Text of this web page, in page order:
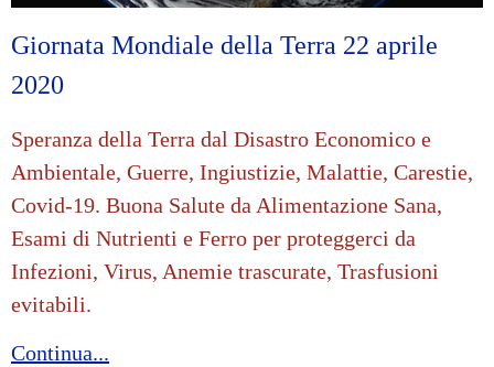
Giornata Mondiale della Terra 22 aprile
2020
Speranza della Terra dal Disastro Economico e
Ambientale, Guerre, Ingiustizie, Malattie, Carestie,
Covid-19. Buona Salute da Alimentazione Sana,
Esami di Nutrienti e Ferro per proteggerci da
Infezioni, Virus, Anemie trascurate, Trasfusioni
evitabili.
Continua...